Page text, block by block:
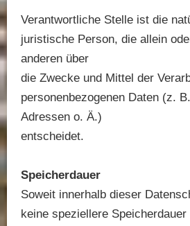
Verantwortliche Stelle ist die
juristische Person, die allein
anderen über
die Zwecke und Mittel der
personenbezogenen Daten (z.
Adressen o. Ä.)
entscheidet.
Speicherdauer
Soweit innerhalb dieser
keine speziellere Speicherdauer